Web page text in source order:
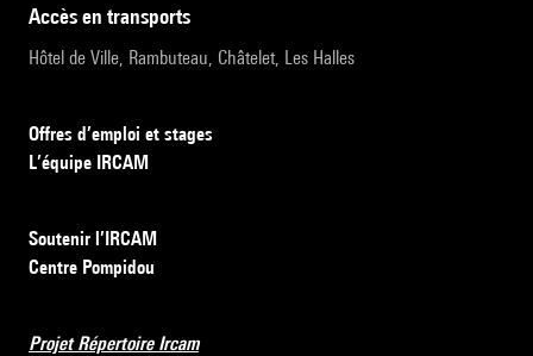
accès en transports
Hôtel de Ville, Rambuteau, Châtelet, Les Halles
Offres d’emploi et stages
L’équipe IRCAM
Soutenir l’IRCAM
Centre Pompidou
Projet Répertoire Ircam